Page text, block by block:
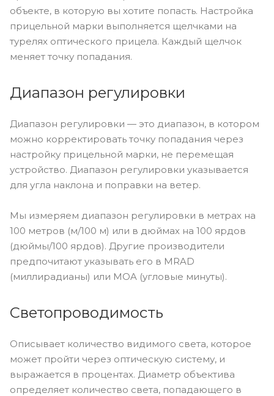
объекте, в которую вы хотите попасть. Настройка
прицельной марки выполняется щелчками на
турелях оптического прицела. Каждый щелчок
меняет точку попадания.
Диапазон регулировки
Диапазон регулировки — это диапазон, в котором
можно корректировать точку попадания через
настройку прицельной марки, не перемещая
устройство. Диапазон регулировки указывается
для угла наклона и поправки на ветер.
Мы измеряем диапазон регулировки в метрах на
100 метров (м/100 м) или в дюймах на 100 ярдов
(дюймы/100 ярдов). Другие производители
предпочитают указывать его в MRAD
(миллирадианы) или MOA (угловые минуты).
Светопроводимость
Описывает количество видимого света, которое
может пройти через оптическую систему, и
выражается в процентах. Диаметр объектива
определяет количество света, попадающего в